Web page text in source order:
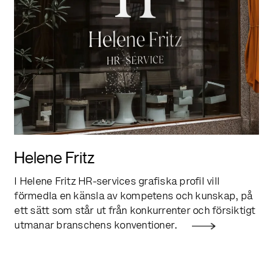
Helene Fritz
I Helene Fritz HR-services grafiska profil vill
förmedla en känsla av kompetens och kunskap, på
ett sätt som står ut från konkurrenter och försiktigt
utmanar ­branschens konventioner.